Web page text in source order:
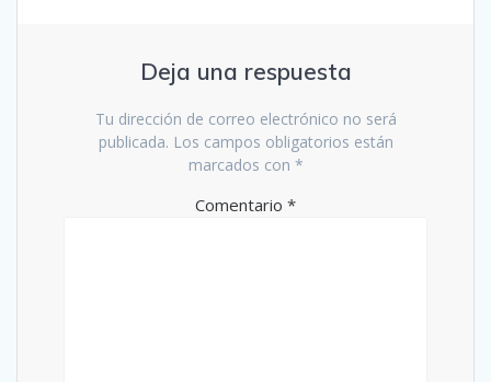
Deja una respuesta
Tu dirección de correo electrónico no será
publicada. Los campos obligatorios están
marcados con *
Comentario *